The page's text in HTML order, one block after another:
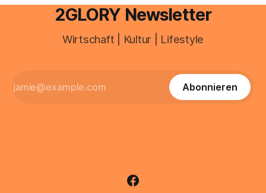
2GLORY Newsletter
Wirtschaft | Kultur | Lifestyle
Abonnieren